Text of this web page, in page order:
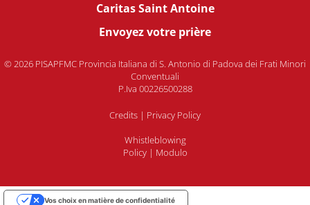
Caritas Saint Antoine
Envoyez votre prière
© 2026 PISAPFMC Provincia Italiana di S. Antonio di Padova dei Frati Minori
Conventuali
P.Iva 00226500288
Credits | Privacy Policy
Whistleblowing
Policy| Modulo
Vos choix en matière de confidentialité